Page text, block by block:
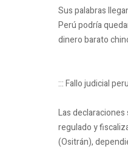
Sus palabras
Perú podría
dinero barato
::: Fallo judicial
Las
regulado y
(Ositrán),